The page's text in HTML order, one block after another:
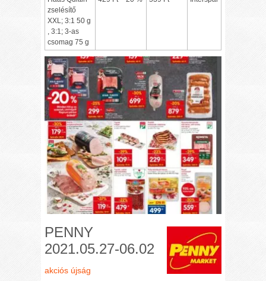
zselésítő
XXL; 3:1 50 g
, 3:1; 3-as
csomag 75 g
PENNY
2021.05.27-06.02
akciós újság